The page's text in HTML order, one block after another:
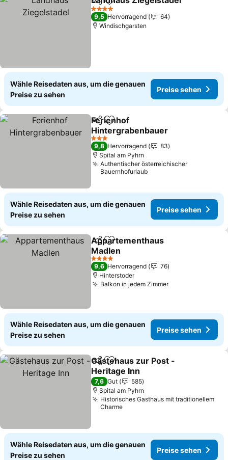
TeilenZu Favoriten hinzufügen
4 Sterne
9,5 Hervorragend
64
Windischgarsten
Wähle Reisedaten aus, um die genauen
Preise zu sehen
Preise sehen
TeilenZu Favoriten hinzufügen
Ferienhof
Hintergrabenbauer
Preise sehen
3 Sterne
9,8 Hervorragend
83
Spital am Pyhrn
Authentischer österreichischer
Bauernhofurlaub
Wähle Reisedaten aus, um die genauen
Preise zu sehen
Preise sehen
TeilenZu Favoriten hinzufügen
Appartementhaus
Madlen
Preise sehen
4 Sterne
9,6 Hervorragend
76
Hinterstoder
Balkon in jedem ZimmerPreise sehen
Wähle Reisedaten aus, um die genauen
Preise zu sehen
Preise sehen
TeilenZu Favoriten hinzufügen
Gästehaus zur Post -
Heritage Inn
Preise sehen
7,6 Gut
585
Spital am Pyhrn
Historisches Gasthaus mit traditionellem
Charme
Wähle Reisedaten aus, um die genauen
Preise zu sehen
Preise sehen